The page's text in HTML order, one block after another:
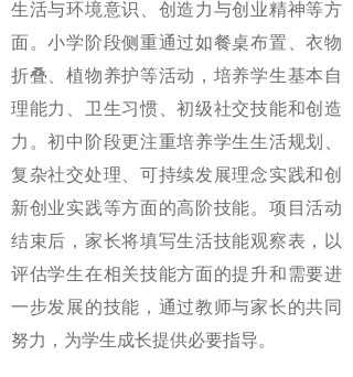
生活与环境意识、创造力与创业精神等方
面。小学阶段侧重通过如餐桌布置、衣物
折叠、植物养护等活动，培养学生基本自
理能力、卫生习惯、初级社交技能和创造
力。初中阶段更注重培养学生生活规划、
复杂社交处理、可持续发展理念实践和创
新创业实践等方面的高阶技能。项目活动
结束后，家长将填写生活技能观察表，以
评估学生在相关技能方面的提升和需要进
一步发展的技能，通过教师与家长的共同
努力，为学生成长提供必要指导。